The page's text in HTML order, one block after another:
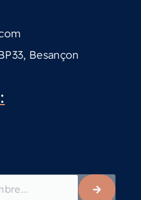
Besançon